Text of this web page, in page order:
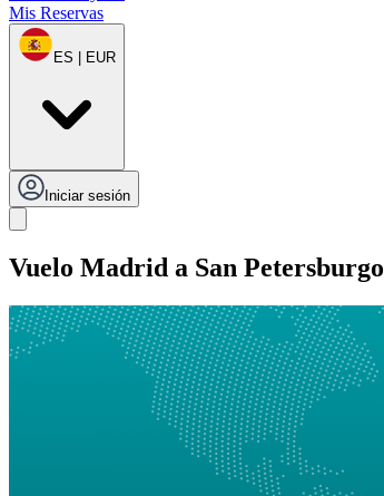
Mis Reservas
ES | EUR
Iniciar sesión
Vuelo Madrid a San Petersburgo